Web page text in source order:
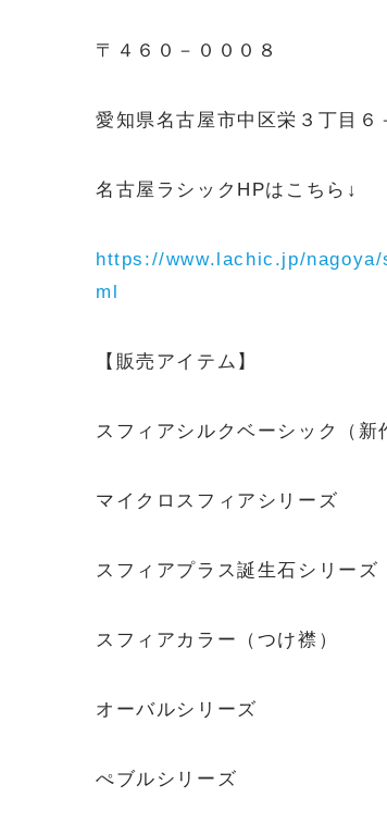
〒４６０－０００８
愛知県名古屋市中区栄３丁目６
名古屋ラシックHPはこちら↓
https://www.lachic.jp/
ml
【販売アイテム】
スフィアシルクベーシック（新
マイクロスフィアシリーズ
スフィアプラス誕生石シリーズ
スフィアカラー（つけ襟）
オーバルシリーズ
ぺブルシリーズ